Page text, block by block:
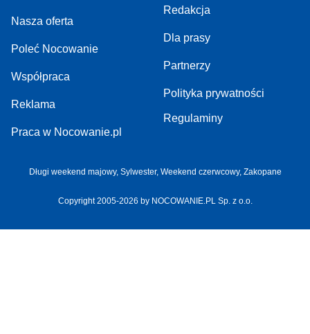
Nasza oferta
Poleć Nocowanie
Współpraca
Reklama
Praca w Nocowanie.pl
Redakcja
Dla prasy
Partnerzy
Polityka prywatności
Regulaminy
Długi weekend majowy, Sylwester, Weekend czerwcowy, Zakopane
Copyright 2005-2026 by NOCOWANIE.PL Sp. z o.o.